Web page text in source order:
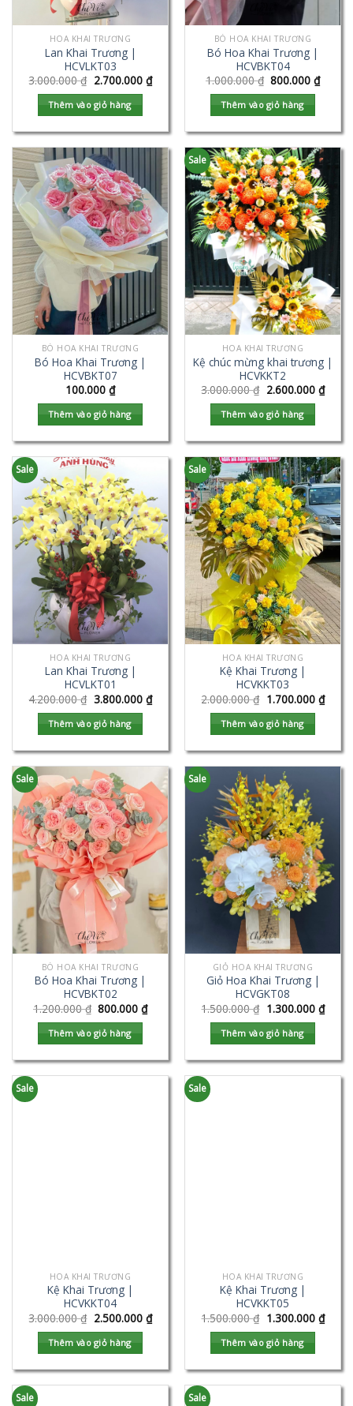
HOA KHAI TRƯƠNG
Lan Khai Trương |
HCVLKT03
3.000.000₫ 2.700.000 ₫
Thêm vào giỏ hàng
BÓ HOA KHAI TRƯƠNG
Bó Hoa Khai Trương |
HCVBKT04
1.000.000₫ 800.000₫
Thêm vào giỏ hàng
BÓ HOA KHAI TRƯƠNG
Bó Hoa Khai Trương |
HCVBKT07
100.000 ₫
Thêm vào giỏ hàng
Sale
HOA KHAI TRƯƠNG
Kệ chúc mừng khai trương |
HCVKKT2
3.000.000₫ 2.600.000 ₫
Thêm vào giỏ hàng
Sale
HOA KHAI TRƯƠNG
Lan Khai Trương |
HCVLKT01
4.200.000₫ 3.800.000 ₫
Thêm vào giỏ hàng
Sale
HOA KHAI TRƯƠNG
Kệ Khai Trương |
HCVKKT03
2.000.000₫ 1.700.000 ₫
Thêm vào giỏ hàng
Sale
BÓ HOA KHAI TRƯƠNG
Bó Hoa Khai Trương |
HCVBKT02
1.200.000₫ 800.000₫
Thêm vào giỏ hàng
Sale
GIỎ HOA KHAI TRƯƠNG
Giỏ Hoa Khai Trương |
HCVGKT08
1.500.000₫ 1.300.000 ₫
Thêm vào giỏ hàng
Sale
HOA KHAI TRƯƠNG
Kệ Khai Trương |
HCVKKT04
3.000.000₫ 2.500.000 ₫
Thêm vào giỏ hàng
Sale
HOA KHAI TRƯƠNG
Kệ Khai Trương |
HCVKKT05
1.500.000₫ 1.300.000 ₫
Thêm vào giỏ hàng
Sale Sale